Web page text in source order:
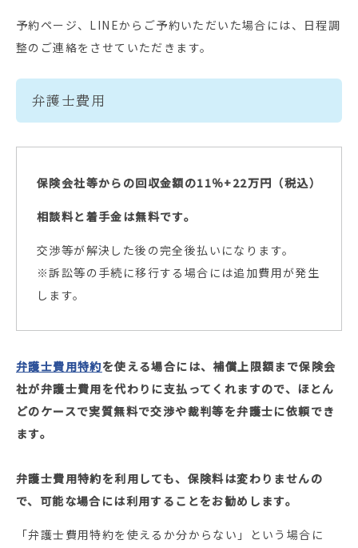
予約ページ、LINEからご予約いただいた場合には、日程調
整のご連絡をさせていただきます。
弁護士費用
保険会社等からの回収金額の11％+22万円（税込）
相談料と着手金は無料です。
交渉等が解決した後の完全後払いになります。
※訴訟等の手続に移行する場合には追加費用が発生
します。
弁護士費用特約を使える場合には、補償上限額まで保険会
社が弁護士費用を代わりに支払ってくれますので、 ほとん
どのケースで実質無料で交渉や裁判等を弁護士に依頼でき
ます。
弁護士費用特約を利用しても、保険料は変わりませんの
で、可能な場合には利用することをお勧めします。
「弁護士費用特約を使えるか分からない」という場合に